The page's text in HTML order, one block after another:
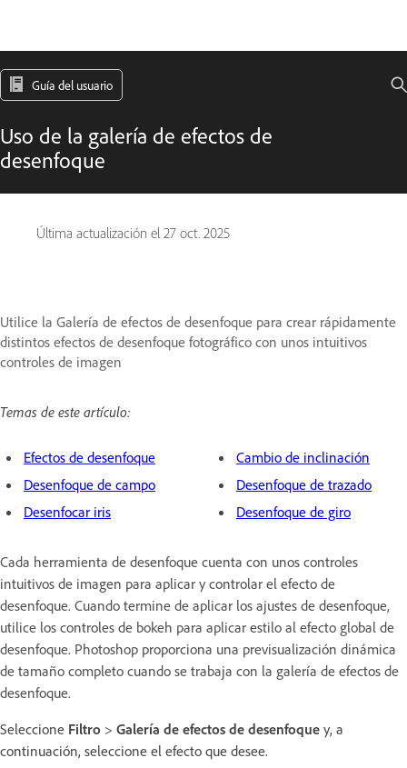
Guía del usuario
Uso de la galería de efectos de
desenfoque
Última actualización el 27 oct. 2025
Utilice la Galería de efectos de desenfoque para crear rápidamente
distintos efectos de desenfoque fotográfico con unos intuitivos
controles de imagen
Temas de este artículo:
Efectos de desenfoque
Desenfoque de campo
Desenfocar iris
Cambio de inclinación
Desenfoque de trazado
Desenfoque de giro
Cada herramienta de desenfoque cuenta con unos controles
intuitivos de imagen para aplicar y controlar el efecto de
desenfoque. Cuando termine de aplicar los ajustes de desenfoque,
utilice los controles de bokeh para aplicar estilo al efecto global de
desenfoque. Photoshop proporciona una previsualización dinámica
de tamaño completo cuando se trabaja con la galería de efectos de
desenfoque.
Seleccione Filtro > Galería de efectos de desenfoque y, a
continuación, seleccione el efecto que desee.